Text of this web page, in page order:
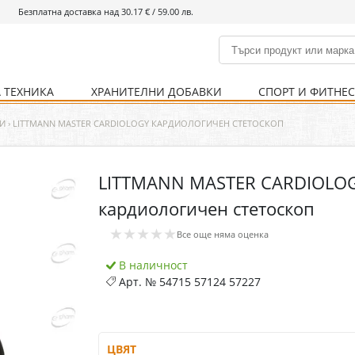
Безплатна доставка над 30.17 € / 59.00 лв.
% Хранителни добавки % Спорт и фитнес
Болно гърло Ваксини
Кости и стави Нервна система
Храносмилателна
Хомеопатия
Инхалатори Термометри
ХРАНИТЕЛНИ ДОБАВКИ
Кости и стави Нервна система
СПОРТ И ФИТНЕС
Храни и напитки Уреди и аксесоари
Детска козметика Козметика за мъже
Уреди Хранене
Хигиена на тялото Предпазни стредства
› LITTMANN MASTER CARDIOLOGY КАРДИОЛОГИЧЕН СТЕТОСКОП
LITTMANN MASTER
кардиологичен стетоскоп
★★★★★ Все още няма оценка
В наличност
Арт. № 54715 57124 57227
ЦВЯТ